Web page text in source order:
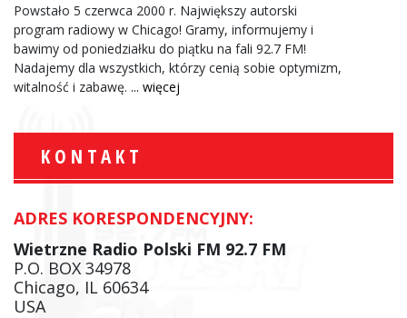
Powstało 5 czerwca 2000 r. Największy autorski
program radiowy w Chicago! Gramy, informujemy i
bawimy od poniedziałku do piątku na fali 92.7 FM!
Nadajemy dla wszystkich, którzy cenią sobie optymizm,
witalność i zabawę. ... więcej
KONTAKT
ADRES KORESPONDENCYJNY:
Wietrzne Radio Polski FM 92.7 FM
P.O. BOX 34978
Chicago, IL 60634
USA